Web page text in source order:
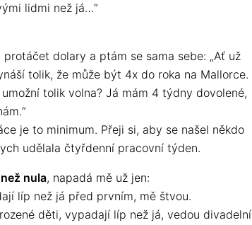
lidmi než já…“
dolary a ptám se sama sebe: „Ať už
tolik, že může být 4x do roka na Mallorce.
tolik volna? Já mám 4 týdny dovolené,
je to minimum. Přeji si, aby se našel někdo
udělala čtyřdenní pracovní týden.
nula, napadá mě už jen:
líp než já před prvním, mě štvou.
děti, vypadají líp než já, vedou divadelní